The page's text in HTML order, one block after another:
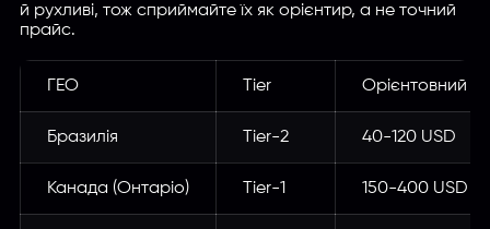
й рухливі, тож сприймайте їх як орієнтир, а не точний
прайс.
ГЕО Tier Орієнтовний
Бразилія Tier-2 40-120 USD
Канада (Онтаріо) Tier-1 150-400 USD